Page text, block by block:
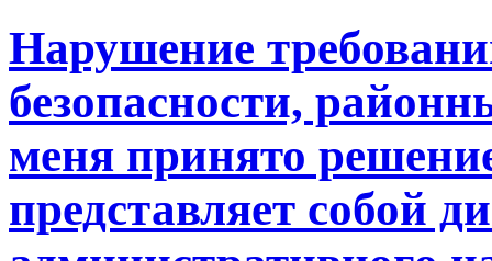
Нарушение
безопасности,
меня принято
представляет собой